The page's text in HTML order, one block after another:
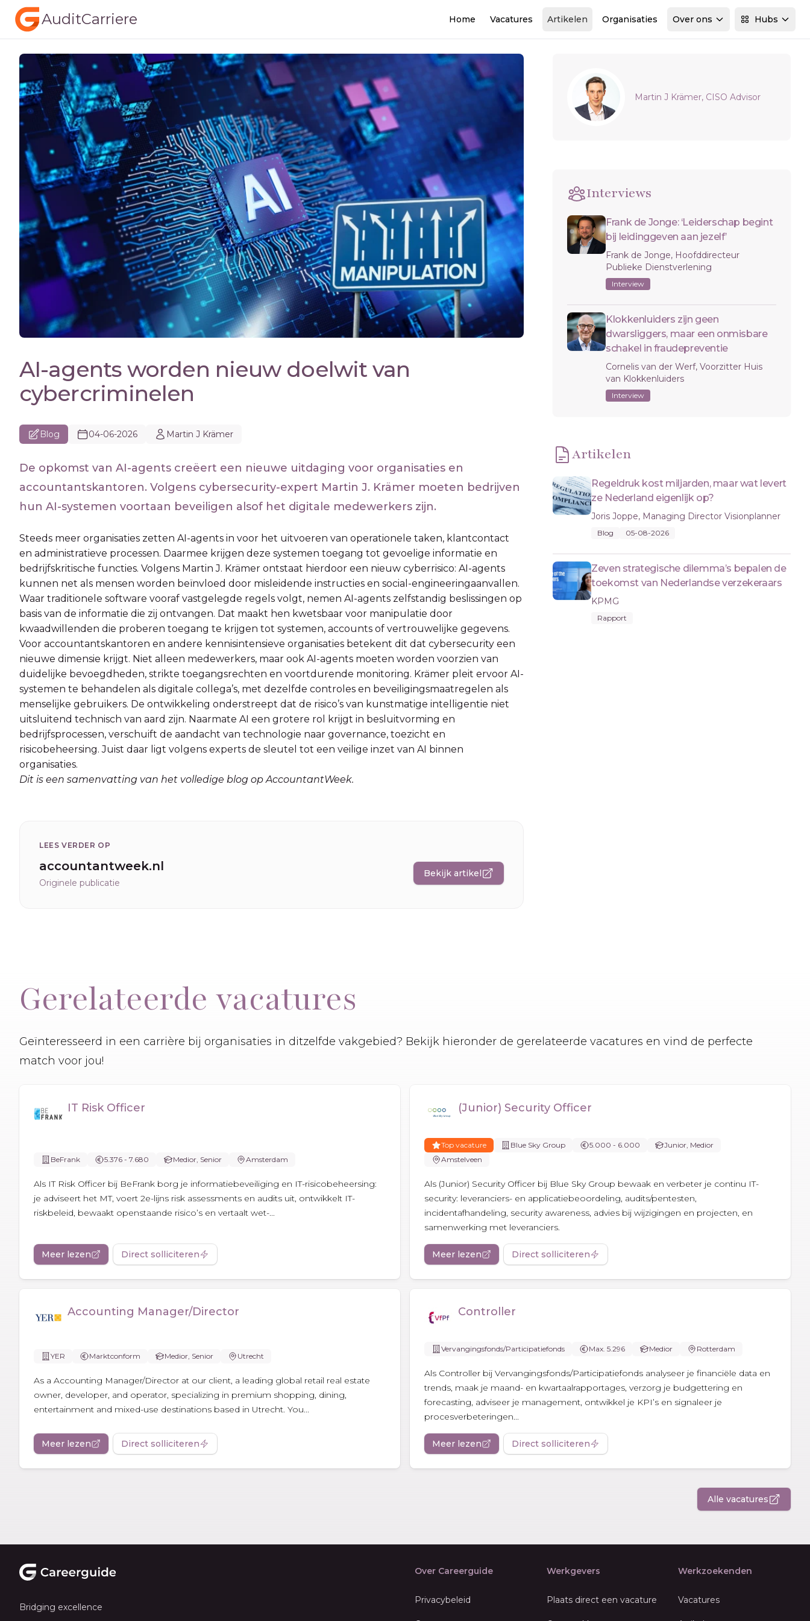
AuditCarriere Home Vacatures Artikelen Organisaties Over ons Hubs
AI-agents worden nieuw doelwit van
cybercriminelen
Blog 04-06-2026 Martin J Krämer
De opkomst van AI-agents creëert een nieuwe uitdaging voor organisaties en
accountantskantoren. Volgens cybersecurity-expert Martin J. Krämer moeten bedrijven
hun AI-systemen voortaan beveiligen alsof het digitale medewerkers zijn.
Steeds meer organisaties zetten AI-agents in voor het uitvoeren van operationele taken, klantcontact
en administratieve processen. Daarmee krijgen deze systemen toegang tot gevoelige informatie en
bedrijfskritische functies. Volgens Martin J. Krämer ontstaat hierdoor een nieuw cyberrisico: AI-agents
kunnen net als mensen worden beïnvloed door misleidende instructies en social-engineeringaanvallen.
Waar traditionele software vooraf vastgelegde regels volgt, nemen AI-agents zelfstandig beslissingen op
basis van de informatie die zij ontvangen. Dat maakt hen kwetsbaar voor manipulatie door
kwaadwillenden die proberen toegang te krijgen tot systemen, accounts of vertrouwelijke gegevens.
Voor accountantskantoren en andere kennisintensieve organisaties betekent dit dat cybersecurity een
nieuwe dimensie krijgt. Niet alleen medewerkers, maar ook AI-agents moeten worden voorzien van
duidelijke bevoegdheden, strikte toegangsrechten en voortdurende monitoring. Krämer pleit ervoor AI-
systemen te behandelen als digitale collega’s, met dezelfde controles en beveiligingsmaatregelen als
menselijke gebruikers. De ontwikkeling onderstreept dat de risico’s van kunstmatige intelligentie niet
uitsluitend technisch van aard zijn. Naarmate AI een grotere rol krijgt in besluitvorming en
bedrijfsprocessen, verschuift de aandacht van technologie naar governance, toezicht en
risicobeheersing. Juist daar ligt volgens experts de sleutel tot een veilige inzet van AI binnen
organisaties.
Dit is een samenvatting van het volledige blog op AccountantWeek.
LEES VERDER OP
accountantweek.nl
Originele publicatie
Bekijk artikel
Sidebar
Martin J Krämer, CISO Advisor
Interviews
Frank de Jonge: ‘Leiderschap begint
bij leidinggeven aan jezelf’
Frank de Jonge, Hoofddirecteur
Publieke Dienstverlening
Interview
Klokkenluiders zijn geen
dwarsliggers, maar een onmisbare
schakel in fraudepreventie
Cornelis van der Werf, Voorzitter Huis
van Klokkenluiders
Interview
Artikelen
Regeldruk kost miljarden, maar wat levert
ze Nederland eigenlijk op?
Joris Joppe, Managing Director Visionplanner
Blog 05-08-2026
Zeven strategische dilemma’s bepalen de
toekomst van Nederlandse verzekeraars
KPMG
Rapport
Gerelateerde vacatures
Geïnteresseerd in een carrière bij organisaties in ditzelfde vakgebied? Bekijk hieronder de gerelateerde vacatures en vind de perfecte
match voor jou!
IT Risk Officer
BeFrank 5.376 - 7.680 Medior, Senior Amsterdam
Als IT Risk Officer bij BeFrank borg je informatiebeveiliging en IT-risicobeheersing:
je adviseert het MT, voert 2e-lijns risk assessments en audits uit, ontwikkelt IT-
riskbeleid, bewaakt openstaande risico’s en vertaalt wet-...
Meer lezen Direct solliciteren
(Junior) Security Officer
Top vacature Blue Sky Group 5.000 - 6.000
Junior, Medior
Amstelveen
Als (Junior) Security Officer bij Blue Sky Group bewaak en verbeter je continu IT-
security: leveranciers- en applicatiebeoordeling, audits/pentesten,
incidentafhandeling, security awareness, advies bij wijzigingen en projecten, en
samenwerking met leveranciers.
Meer lezen Direct solliciteren
Accounting Manager/Director
YER Marktconform Medior, Senior Utrecht
As a Accounting Manager/Director at our client, a leading global retail real estate
owner, developer, and operator, specializing in premium shopping, dining,
entertainment and mixed-use destinations based in Utrecht. You...
Meer lezen Direct solliciteren
Controller
Vervangingsfonds/Participatiefonds Max. 5.296 Medior Rotterdam
Als Controller bij Vervangingsfonds/Participatiefonds analyseer je financiële data en
trends, maak je maand- en kwartaalrapportages, verzorg je budgettering en
forecasting, adviseer je management, ontwikkel je KPI’s en signaleer je
procesverbeteringen...
Meer lezen Direct solliciteren
Alle vacatures
Bridging excellence
Over Careerguide
Privacybeleid
Werkgevers
Plaats direct een vacature
Werkzoekenden
Vacatures